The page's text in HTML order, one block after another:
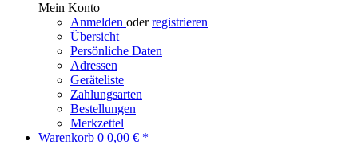
Mein Konto
Anmelden oderregistrieren
Übersicht
Persönliche Daten
Adressen
Geräteliste
Zahlungsarten
Bestellungen
Merkzettel
Warenkorb 0 0,00 € *